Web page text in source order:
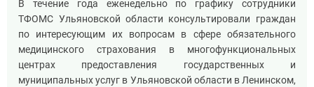
В течение года еженедельно по графику сотрудники
ТФОМС Ульяновской области консультировали граждан
по интересующим их вопросам в сфере обязательного
медицинского страхования в многофункциональных
центрах предоставления государственных и
муниципальных услуг в Ульяновской области в Ленинском,